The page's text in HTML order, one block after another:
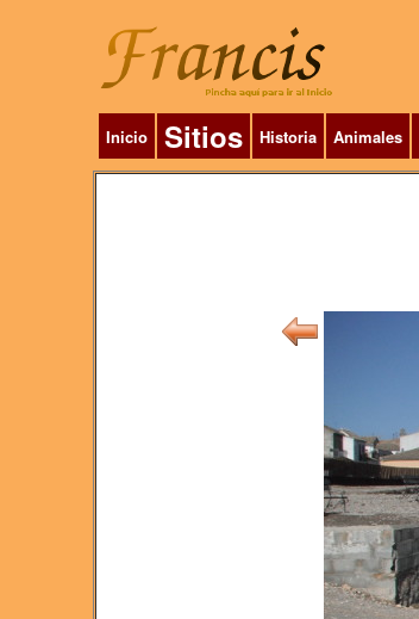
Inicio Sitios Historia Animales